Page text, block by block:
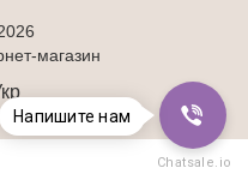
магазин
Напишите нам
Chatsale.io